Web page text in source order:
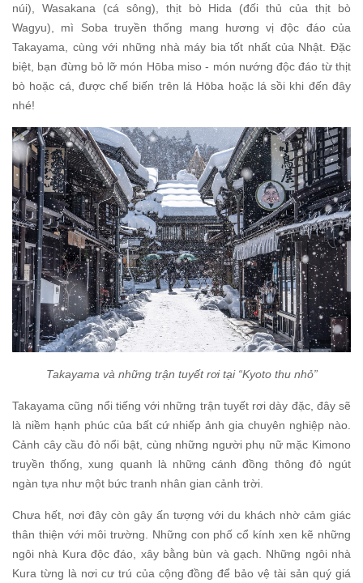
núi), Wasakana (cá sông), thịt bò Hida (đối thủ của thịt bò
Wagyu), mì Soba truyền thống mang hương vị độc đáo của
Takayama, cùng với những nhà máy bia tốt nhất của Nhật. Đặc
biệt, bạn đừng bỏ lỡ món Hōba miso - món nướng độc đáo từ thịt
bò hoặc cá, được chế biến trên lá Hōba hoặc lá sồi khi đến đây
nhé!
Takayama và những trận tuyết rơi tại “Kyoto thu nhỏ”
Takayama cũng nổi tiếng với những trận tuyết rơi dày đặc, đây sẽ
là niềm hạnh phúc của bất cứ nhiếp ảnh gia chuyên nghiệp nào.
Cảnh cây cầu đỏ nổi bật, cùng những người phụ nữ mặc Kimono
truyền thống, xung quanh là những cánh đồng thông đỏ ngút
ngàn tựa như một bức tranh nhân gian cảnh trời.
Chưa hết, nơi đây còn gây ấn tượng với du khách nhờ cảm giác
thân thiện với môi trường. Những con phố cổ kính xen kẽ những
ngôi nhà Kura độc đáo, xây bằng bùn và gạch. Những ngôi nhà
Kura từng là nơi cư trú của cộng đồng để bảo vệ tài sản quý giá